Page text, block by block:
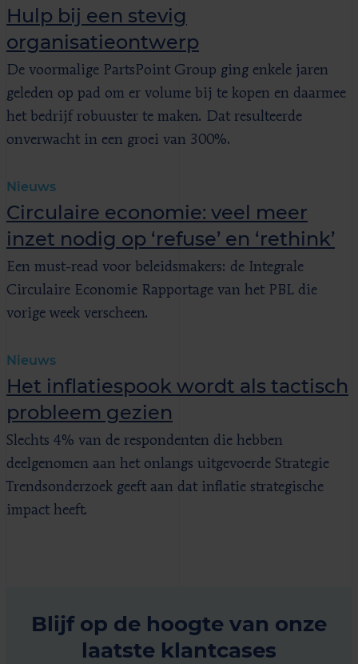
Hulp bij een stevig
organisatieontwerp
De voormalige PartsPoint Group ging enkele jaren
geleden op pad om er volume bij te kopen en daarmee
het bedrijf robuuster te maken. Dat resulteerde
onverwacht in een groei van 300%.
Nieuws
Circulaire economie: veel meer
inzet nodig op ‘refuse’ en ‘rethink’
Een must-read voor beleidsmakers: de Integrale
Circulaire Economie Rapportage van het PBL die
vorige week verscheen.
Nieuws
Het inflatiespook wordt als tactisch
probleem gezien
Slechts 4% van de respondenten die hebben
deelgenomen aan het onlangs uitgevoerde Strategie
Trendsonderzoek geeft aan dat inflatie strategische
impact heeft.
Blijf op de hoogte van onze
laatste klantcases